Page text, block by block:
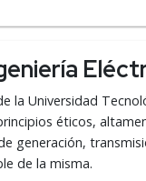
la Universidad
éticos,
generación,
de la misma.